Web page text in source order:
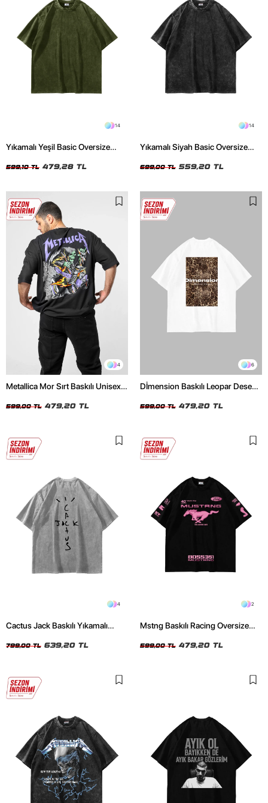
14
Yıkamalı Yeşil Basic Oversize
599,10 TL 479,28 TL
14
Yıkamalı Siyah Basic Oversize
699,00 TL 559,20 TL
4
Metallica Mor Sırt Baskılı Unisex
599,00 TL 479,20 TL
6
Dİmension Baskılı Leopar Desenli
Tshirt
599,00 TL 479,20 TL
4
Cactus Jack Baskılı Yıkamalı
799,00 TL 639,20 TL
2
Mstng Baskılı Racing Oversize
599,00 TL 479,20 TL